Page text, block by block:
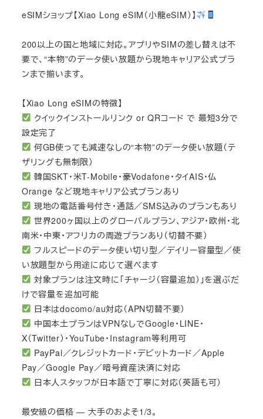
eSIMショップ【Xiao Long eSIM（小龍eSIM）】
200以上の国と地域に対応。アプリやSIMの差し替えは不
要で、“本物”のデータ使い放題から現地キャリア公式プラ
ンまで揃います。
【Xiao Long eSIMの特徴】
クイックインストールリンク or QRコード で 最短3分で
設定完了
何GB使っても減速なしの“本物”のデータ使い放題（テ
ザリングも無制限）
韓国SKT・米T-Mobile・豪Vodafone・タイAIS・仏
Orange など現地キャリア公式プランあり
現地の電話番号付き・通話／SMS込みのプランもあり
世界200ヶ国以上のグローバルプラン、アジア・欧州・北
南米・中東・アフリカの周遊プランあり（切替不要）
フルスピードのデータ使い切り型／デイリー容量型／使
い放題型から用途に応じて選べます
対象プランは注文時に「チャージ（容量追加）」を選ぶだ
けで容量を追加可能
日本はdocomo/au対応（APN切替不要）
中国本土プランはVPNなしでGoogle・LINE・
X（Twitter）・YouTube・Instagram等利用可
PayPal／クレジットカード・デビットカード／Apple
Pay／Google Pay／暗号資産決済に対応
日本人スタッフが日本語で丁寧に対応（英語も可）
最安級の価格 — 大手のおよそ1/3。